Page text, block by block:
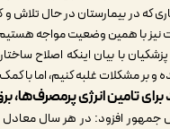
که در بیمارستان در حال
نیز با همین وضعیت مواجه
پزشکیان با بیان اینکه اصلاح
و بر مشکلات غلبه کنیم، اما
برای تامین انرژی پرمصرف‌ها،